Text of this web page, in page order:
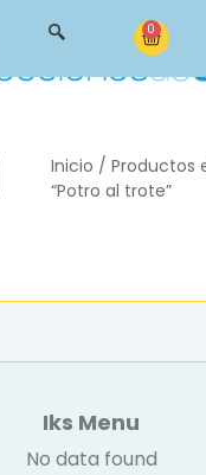
0
Inicio / Productos
“Potro al trote”
Iks Menu
No data found